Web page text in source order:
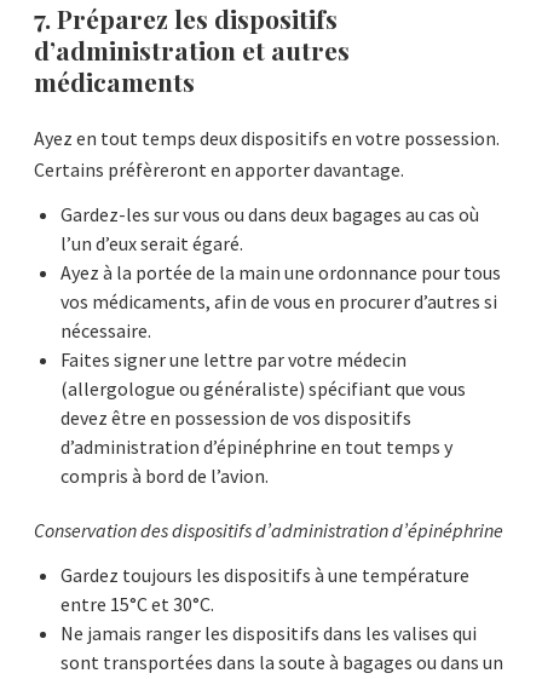
7. Préparez les dispositifs
d’administration et autres
médicaments
Ayez en tout temps deux dispositifs en votre possession.
Certains préfèreront en apporter davantage.
Gardez-les sur vous ou dans deux bagages au cas où
l’un d’eux serait égaré.
Ayez à la portée de la main une ordonnance pour tous
vos médicaments, afin de vous en procurer d’autres si
nécessaire.
Faites signer une lettre par votre médecin
(allergologue ou généraliste) spécifiant que vous
devez être en possession de vos dispositifs
d’administration d’épinéphrine en tout temps y
compris à bord de l’avion.
Conservation des dispositifs d’administration d’épinéphrine
Gardez toujours les dispositifs à une température
entre 15°C et 30°C.
Ne jamais ranger les dispositifs dans les valises qui
sont transportées dans la soute à bagages ou dans un